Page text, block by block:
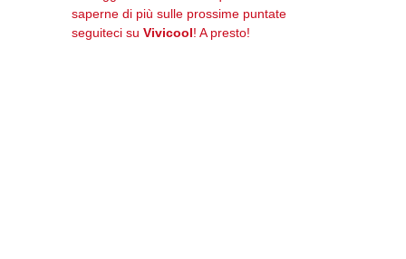
saperne di più sulle prossime puntate
seguiteci su Vivicool! A presto!